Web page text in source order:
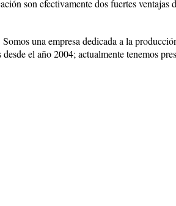
son efectivamente dos fuertes ventajas
una empresa dedicada a la
el año 2004; actualmente tenemos